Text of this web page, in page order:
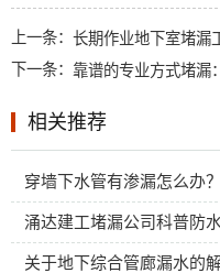
上一条： 长期作业地下室堵漏
下一条： 靠谱的专业方式堵漏
相关推荐
涌达建工堵漏公司科普防
关于地下综合管廊漏水的